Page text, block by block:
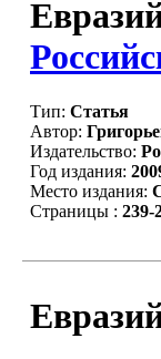
Тип: Статья
Автор:
Издательство:
Год издания:
Место издания:
Страницы : 239-